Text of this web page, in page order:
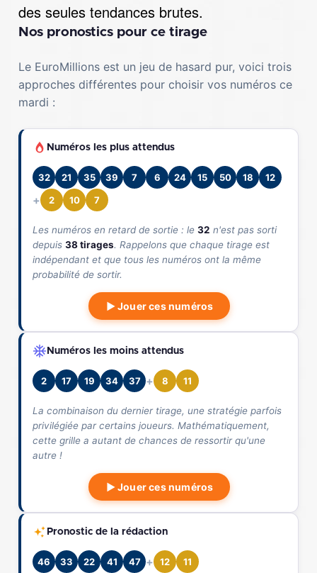
des seules tendances brutes.
Nos pronostics pour ce tirage
Le EuroMillions est un jeu de hasard pur, voici trois
approches différentes pour choisir vos numéros ce
mardi :
Numéros les plus attendus
32 21 35 39 7 6 24 15 50 18 12
+ 2 10 7
Les numéros en retard de sortie : le32 n'est pas sorti
depuis38 tirages. Rappelons que chaque tirage est
indépendant et que tous les numéros ont la même
probabilité de sortir.
▶ Jouer ces numéros
Numéros les moins attendus
2 17 19 34 37 + 8 11
La combinaison du dernier tirage, une stratégie parfois
privilégiée par certains joueurs. Mathématiquement,
cette grille a autant de chances de ressortir qu'une
autre !
▶ Jouer ces numéros
Pronostic de la rédaction
46 33 22 41 47 + 12 11